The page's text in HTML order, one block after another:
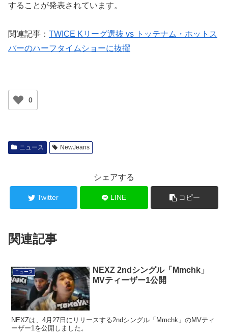
することが発表されています。
関連記事： TWICE Kリーグ選抜 vs トッテナム・ホットス
パーのハーフタイムショーに抜擢
0
ニュース NewJeans
シェアする
Twitter LINE コピー
関連記事
ニュース
NEXZ 2ndシングル「Mmchk」
MVティーザー1公開
NEXZは、4月27日にリリースする2ndシングル「Mmchk」のMVティ
ーザー1を公開しました。